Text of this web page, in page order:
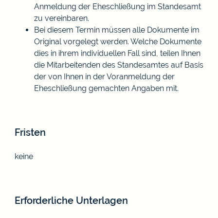
Anmeldung der Eheschließung im Standesamt
zu vereinbaren.
Bei diesem Termin müssen alle Dokumente im
Original vorgelegt werden. Welche Dokumente
dies in ihrem individuellen Fall sind, teilen Ihnen
die Mitarbeitenden des Standesamtes auf Basis
der von Ihnen in der Voranmeldung der
Eheschließung gemachten Angaben mit.
Fristen
keine
Erforderliche Unterlagen